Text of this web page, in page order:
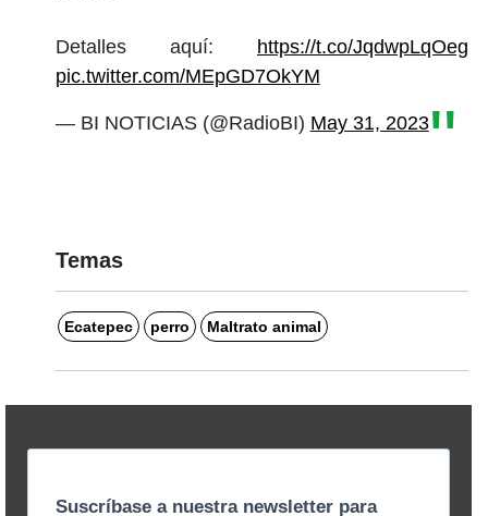
Detalles aquí: https://t.co/JqdwpLqOeg
pic.twitter.com/MEpGD7OkYM
— BI NOTICIAS (@RadioBI) May 31, 2023
Temas
Ecatepec perro Maltrato animal